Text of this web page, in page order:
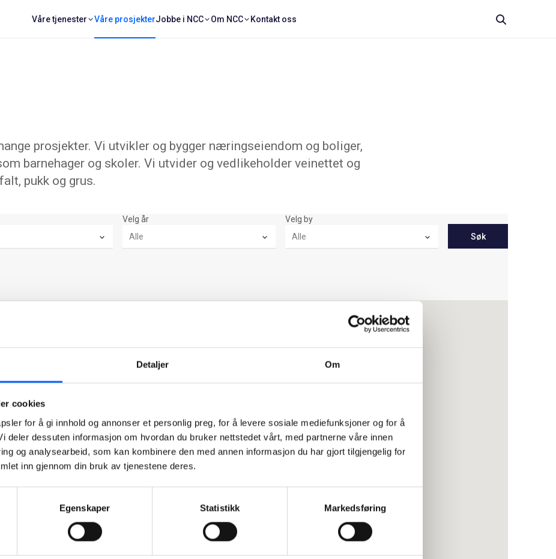
Detaljer Om
cookies
for å gi innhold og annonser et personlig preg, for å levere sosiale mediefunksjoner og for å
deler dessuten informasjon om hvordan du bruker nettstedet vårt, med partnerne våre innen
og analysearbeid, som kan kombinere den med annen informasjon du har gjort tilgjengelig for
inn gjennom din bruk av tjenestene deres.
Egenskaper Statistikk Markedsføring
Våre tjenester Våre prosjekterJobbe i NCC Om NCC Kontakt oss
prosjekter. Vi utvikler og bygger næringseiendom og boliger,
barnehager og skoler. Vi utvider og vedlikeholder veinettet og
pukk og grus.
Velg år
Velg by
Søk